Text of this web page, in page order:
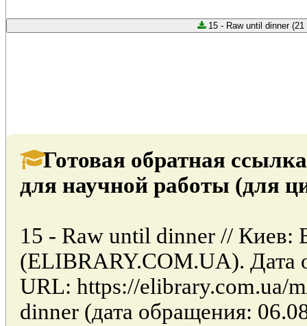
15 - Raw until dinner (21
Готовая обратная
для научной работы (для
15 - Raw until dinner // Киев:
(ELIBRARY.COM.UA). Дата
URL: https://elibrary.com.ua/
dinner (дата обращения: